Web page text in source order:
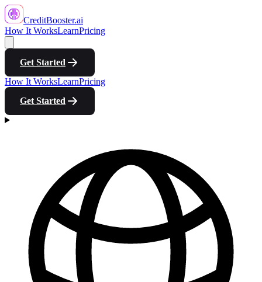
CreditBooster.ai
How It WorksLearnPricing
Get Started
How It WorksLearnPricing
Get Started